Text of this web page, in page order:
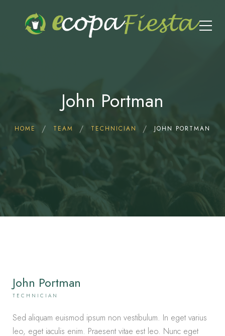
John Portman
HOME TEAM TECHNICIAN JOHN PORTMAN
John Portman
TECHNICIAN
Sed aliquam euismod ipsum non vestibulum. In eget varius
leo, eget iaculis enim. Praesent vitae est leo. Nunc eget